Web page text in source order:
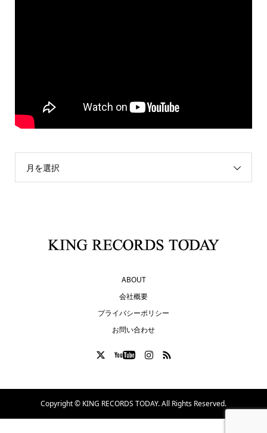
月を選択
ABOUT
会社概要
プライバシーポリシー
お問い合わせ
Copyright © KING RECORDS TODAY. All Rights Reserved.